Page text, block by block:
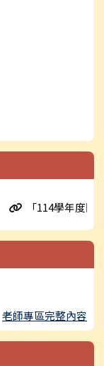
「114學年度國
老師專區完整內容